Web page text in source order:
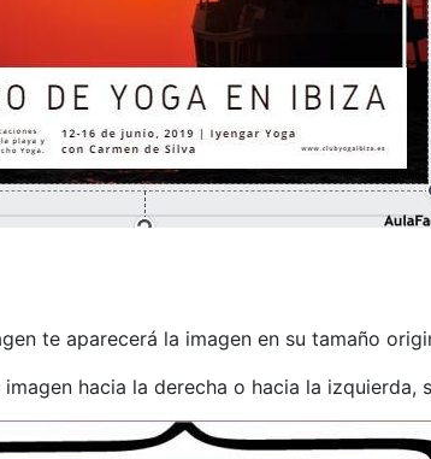
te aparecerá la imagen en su tamaño
hacia la derecha o hacia la izquierda,